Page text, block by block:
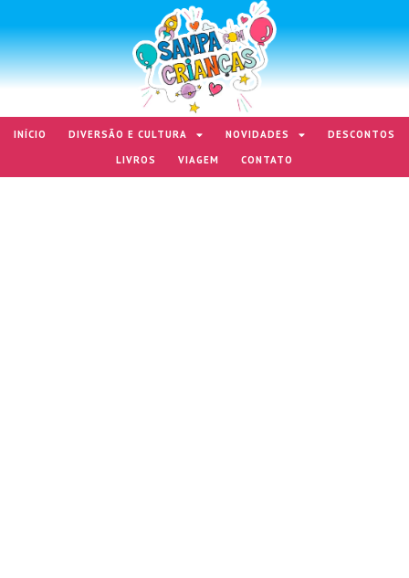
INÍCIO DIVERSÃO E CULTURA NOVIDADES
DESCONTOS
LIVROS
VIAGEM CONTATO